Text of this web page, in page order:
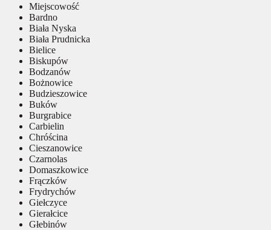
Miejscowość
Bardno
Biała Nyska
Biała Prudnicka
Bielice
Biskupów
Bodzanów
Bożnowice
Budzieszowice
Buków
Burgrabice
Carbielin
Chróścina
Cieszanowice
Czarnolas
Domaszkowice
Frączków
Frydrychów
Giełczyce
Gierałcice
Głebinów